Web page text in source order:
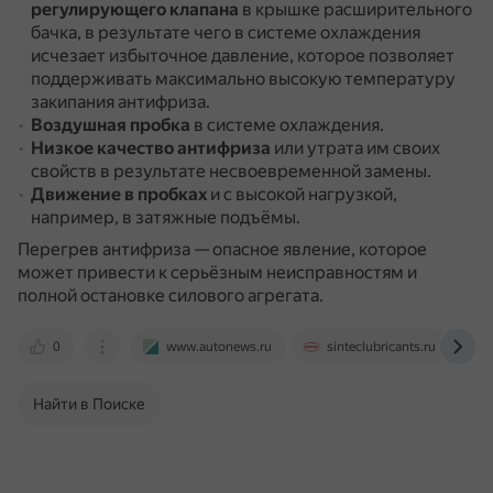
регулирующего клапана в крышке расширительного
бачка, в результате чего в системе охлаждения
исчезает избыточное давление, которое позволяет
поддерживать максимально высокую температуру
закипания антифриза.
Воздушная пробка в системе охлаждения.
Низкое качество антифриза или утрата им своих
свойств в результате несвоевременной замены.
Движение в пробках и с высокой нагрузкой,
например, в затяжные подъёмы.
Перегрев антифриза — опасное явление, которое
может привести к серьёзным неисправностям и
полной остановке силового агрегата.
0 www.autonews.ru sinteclubricants.ru
Найти в Поиске